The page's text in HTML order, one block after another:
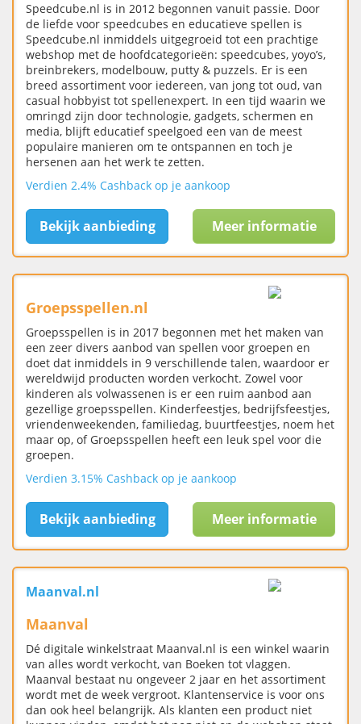
Speedcube.nl is in 2012 begonnen vanuit passie. Door
de liefde voor speedcubes en educatieve spellen is
Speedcube.nl inmiddels uitgegroeid tot een prachtige
webshop met de hoofdcategorieën: speedcubes, yoyo’s,
breinbrekers, modelbouw, putty & puzzels. Er is een
breed assortiment voor iedereen, van jong tot oud, van
casual hobbyist tot spellenexpert. In een tijd waarin we
omringd zijn door technologie, gadgets, schermen en
media, blijft educatief speelgoed een van de meest
populaire manieren om te ontspannen en toch je
hersenen aan het werk te zetten.
Verdien 2.4% Cashback op je aankoop
Bekijk aanbieding Meer informatie
Groepsspellen.nl
Groepsspellen is in 2017 begonnen met het maken van
een zeer divers aanbod van spellen voor groepen en
doet dat inmiddels in 9 verschillende talen, waardoor er
wereldwijd producten worden verkocht. Zowel voor
kinderen als volwassenen is er een ruim aanbod aan
gezellige groepsspellen. Kinderfeestjes, bedrijfsfeestjes,
vriendenweekenden, familiedag, buurtfeestjes, noem het
maar op, of Groepsspellen heeft een leuk spel voor die
groepen.
Verdien 3.15% Cashback op je aankoop
Bekijk aanbieding Meer informatie
Maanval.nl
Maanval
Dé digitale winkelstraat Maanval.nl is een winkel waarin
van alles wordt verkocht, van Boeken tot vlaggen.
Maanval bestaat nu ongeveer 2 jaar en het assortiment
wordt met de week vergroot. Klantenservice is voor ons
dan ook heel belangrijk. Als klanten een product niet